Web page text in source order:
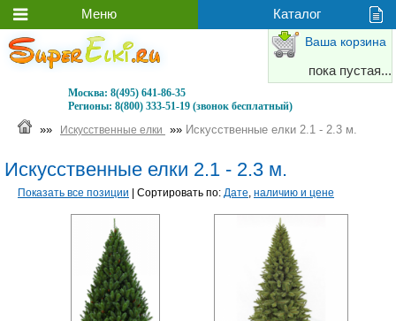
Москва: 8(495) 641-86-35
Регионы: 8(800) 333-51-19 (звонок бесплатный)
Ваша корзина
пока пустая...
»» Искусственные елки »» Искусственные елки 2.1 - 2.3 м.
Искусственные елки 2.1 - 2.3 м.
Показать все позиции | Сортировать по: Дате, наличию и цене